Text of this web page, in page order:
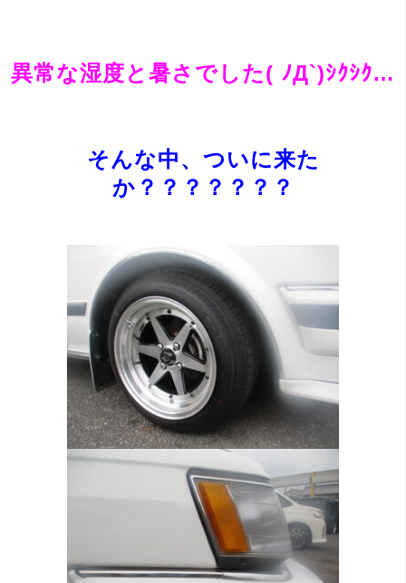
異常な湿度と暑さでした( ﾉД`)ｼｸｼｸ…
そんな中、ついに来た
か？？？？？？？